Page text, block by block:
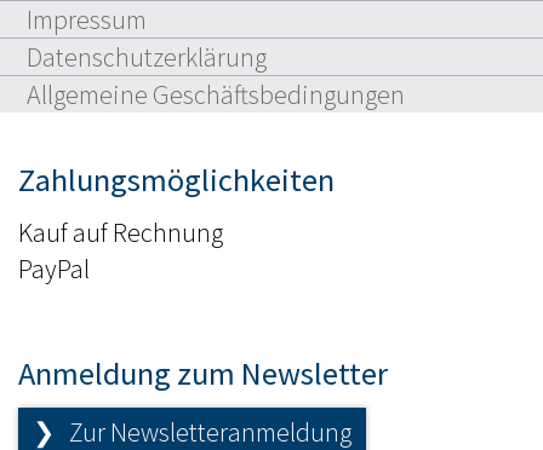
Impressum
Datenschutzerklärung
Allgemeine Geschäftsbedingungen
Zahlungsmöglichkeiten
Kauf auf Rechnung
PayPal
Anmeldung zum Newsletter
❯ Zur Newsletteranmeldung